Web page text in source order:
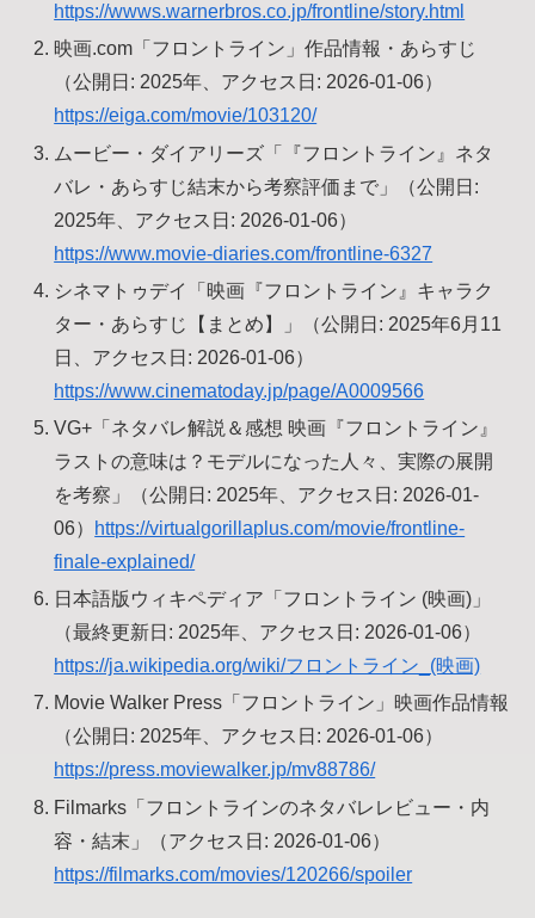
https://wwws.warnerbros.co.jp/frontline/story.html
映画.com「フロントライン」作品情報・あらすじ
（公開日: 2025年、アクセス日: 2026-01-06）
https://eiga.com/movie/103120/
ムービー・ダイアリーズ「『フロントライン』ネタ
バレ・あらすじ結末から考察評価まで」（公開日:
2025年、アクセス日: 2026-01-06）
https://www.movie-diaries.com/frontline-6327
シネマトゥデイ「映画『フロントライン』キャラク
ター・あらすじ【まとめ】」（公開日: 2025年6月11
日、アクセス日: 2026-01-06）
https://www.cinematoday.jp/page/A0009566
VG+「ネタバレ解説＆感想 映画『フロントライン』
ラストの意味は？モデルになった人々、実際の展開
を考察」（公開日: 2025年、アクセス日: 2026-01-
06）
https://virtualgorillaplus.com/movie/frontline-
finale-explained/
日本語版ウィキペディア「フロントライン (映画)」
（最終更新日: 2025年、アクセス日: 2026-01-06）
https://ja.wikipedia.org/wiki/フロントライン_(映画)
Movie Walker Press「フロントライン」映画作品情報
（公開日: 2025年、アクセス日: 2026-01-06）
https://press.moviewalker.jp/mv88786/
Filmarks「フロントラインのネタバレレビュー・内
容・結末」（アクセス日: 2026-01-06）
https://filmarks.com/movies/120266/spoiler